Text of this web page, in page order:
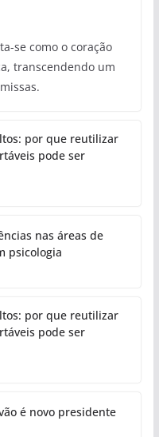
se como o coração
transcendendo um
por que reutilizar
pode ser
nas áreas de
psicologia
por que reutilizar
pode ser
é novo presidente